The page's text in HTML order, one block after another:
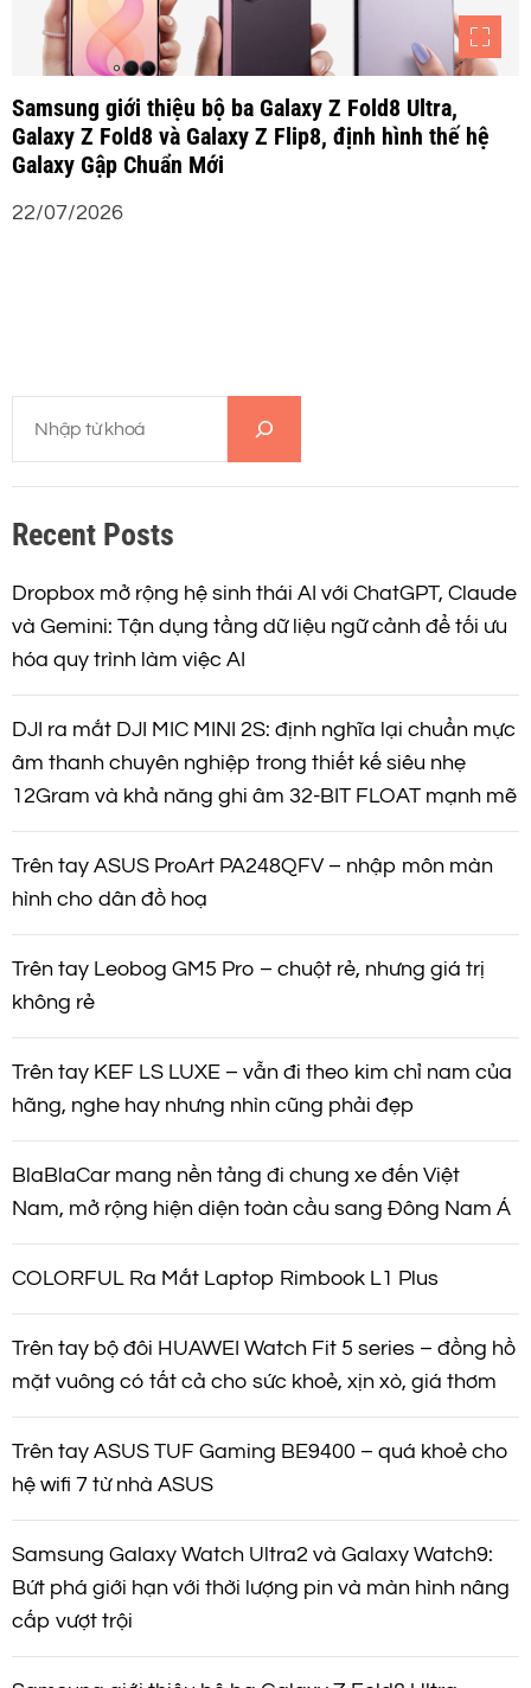
Samsung giới thiệu bộ ba Galaxy Z Fold8 Ultra,
Galaxy Z Fold8 và Galaxy Z Flip8, định hình thế hệ
Galaxy Gập Chuẩn Mới
22/07/2026
m
i
m
Recent Posts
Dropbox mở rộng hệ sinh thái AI với ChatGPT, Claude
và Gemini: Tận dụng tầng dữ liệu ngữ cảnh để tối ưu
hóa quy trình làm việc AI
DJI ra mắt DJI MIC MINI 2S: định nghĩa lại chuẩn mực
âm thanh chuyên nghiệp trong thiết kế siêu nhẹ
12Gram và khả năng ghi âm 32-BIT FLOAT mạnh mẽ
Trên tay ASUS ProArt PA248QFV – nhập môn màn
hình cho dân đồ hoạ
Trên tay Leobog GM5 Pro – chuột rẻ, nhưng giá trị
không rẻ
Trên tay KEF LS LUXE – vẫn đi theo kim chỉ nam của
hãng, nghe hay nhưng nhìn cũng phải đẹp
BlaBlaCar mang nền tảng đi chung xe đến Việt
Nam, mở rộng hiện diện toàn cầu sang Đông Nam Á
COLORFUL Ra Mắt Laptop Rimbook L1 Plus
Trên tay bộ đôi HUAWEI Watch Fit 5 series – đồng hồ
mặt vuông có tất cả cho sức khoẻ, xịn xò, giá thơm
Trên tay ASUS TUF Gaming BE9400 – quá khoẻ cho
hệ wifi 7 từ nhà ASUS
Samsung Galaxy Watch Ultra2 và Galaxy Watch9:
Bứt phá giới hạn với thời lượng pin và màn hình nâng
cấp vượt trội